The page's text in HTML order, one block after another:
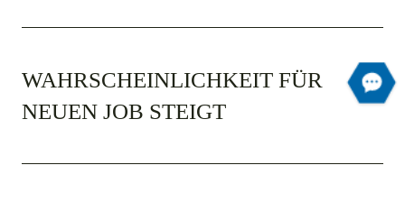
WAHRSCHEINLICH­KEIT FÜR
NEUEN JOB STEIGT